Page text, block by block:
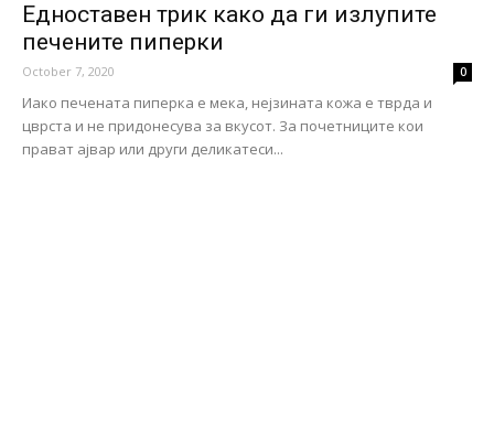
Едноставен трик како да ги излупите
печените пиперки
October 7, 2020 0
Иако печената пиперка е мека, нејзината кожа е тврда и
цврста и не придонесува за вкусот. За почетниците кои
прават ајвар или други деликатеси...